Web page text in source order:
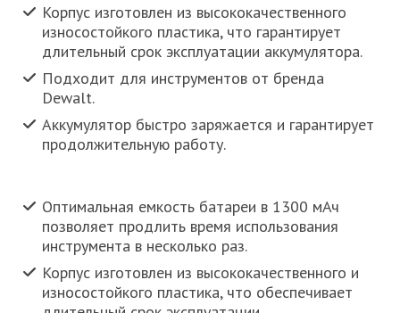
Корпус изготовлен из высококачественного
износостойкого пластика, что гарантирует
длительный срок эксплуатации аккумулятора.
Подходит для инструментов от бренда
Dewalt.
Аккумулятор быстро заряжается и гарантирует
продолжительную работу.
Оптимальная емкость батареи в 1300 мАч
позволяет продлить время использования
инструмента в несколько раз.
Корпус изготовлен из высококачественного и
износостойкого пластика, что обеспечивает